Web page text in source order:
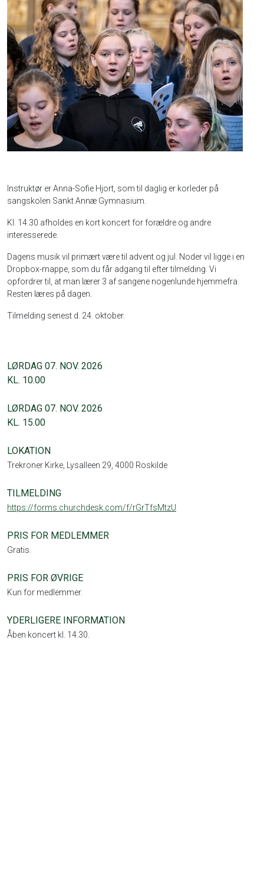
Instruktør er Anna-Sofie Hjort, som til daglig er korleder på
sangskolen Sankt Annæ Gymnasium.
Kl. 14.30 afholdes en kort koncert for forældre og andre
interesserede.
Dagens musik vil primært være til advent og jul. Noder vil ligge i en
Dropbox-mappe, som du får adgang til efter tilmelding. Vi
opfordrer til, at man lærer 3 af sangene nogenlunde hjemmefra.
Resten læres på dagen.
Tilmelding senest d. 24. oktober.
LØRDAG 07. NOV. 2026
KL. 10.00
LØRDAG 07. NOV. 2026
KL. 15.00
LOKATION
Trekroner Kirke, Lysalleen 29, 4000 Roskilde
TILMELDING
https://forms.churchdesk.com/f/rGrTfsMtzU
PRIS FOR MEDLEMMER
Gratis.
PRIS FOR ØVRIGE
Kun for medlemmer.
YDERLIGERE INFORMATION
Åben koncert kl. 14.30.